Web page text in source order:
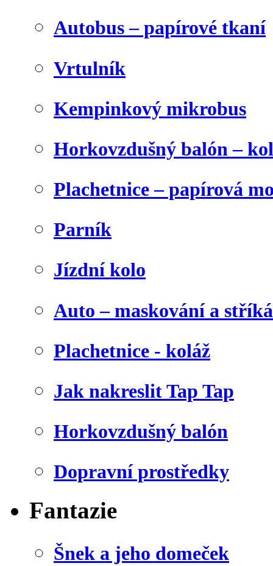
Autobus – papírové tkaní
Vrtulník
Kempinkový mikrobus
Horkovzdušný balón –
Plachetnice – papírová
Parník
Jízdní kolo
Auto – maskování a
Plachetnice - koláž
Jak nakreslit Tap Tap
Horkovzdušný balón
Dopravní prostředky
Fantazie
Šnek a jeho domeček